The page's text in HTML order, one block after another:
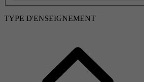
TYPE D'ENSEIGNEMENT